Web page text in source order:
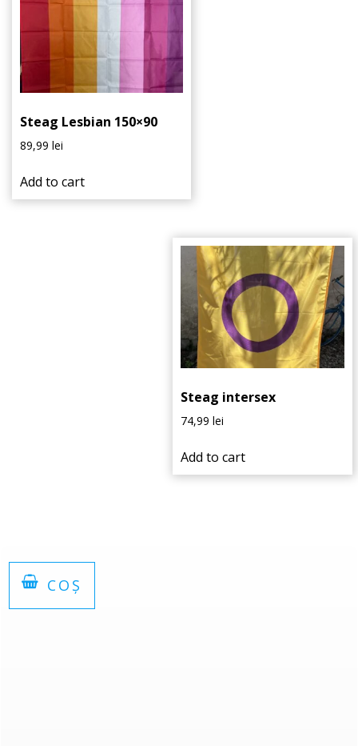
Steag Lesbian 150×90
89,99 lei
Add to cart
Steag intersex
74,99lei
Add to cart
COȘ